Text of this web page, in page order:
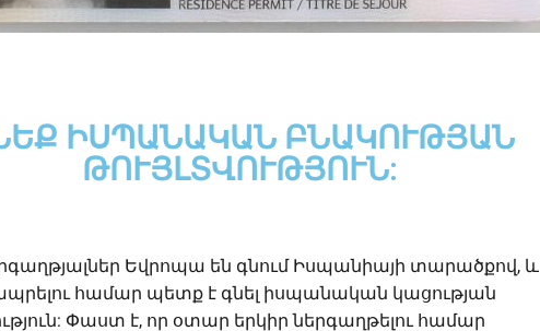
ԻՍՊԱՆԱԿԱՆ ԲՆԱԿՈՒԹՅԱՆ
ԹՈՒՅԼՏՎՈՒԹՅՈՒՆ:
Եվրոպա են գնում Իսպանիայի տարածքով, և
համար պետք է գնել իսպանական կացության
Փաստ է, որ օտար երկիր ներգաղթելու համար